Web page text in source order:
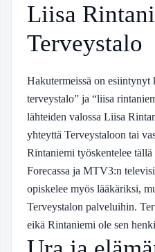
Liisa
Terveystalo
Hakutermeissä on
terveystalo” ja “liisa
lähteiden valossa Liisa
yhteyttä Terveystaloon tai
Rintaniemi työskentelee
Forecassa ja MTV3:n
opiskelee myös lääkäriksi,
Terveystalon palveluihin.
eikä Rintaniemi ole sen